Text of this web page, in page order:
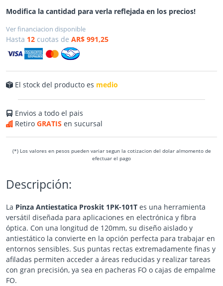
Modifica la cantidad para verla reflejada en los precios!
Ver financiacion disponible
Hasta 12 cuotas de AR$ 991,25
El stock del producto es medio
Envios a todo el pais
Retiro GRATIS en sucursal
(*) Los valores en pesos pueden variar segun la cotizacion del dolar almomento de
efectuar el pago
Descripción:
La Pinza Antiestatica Proskit 1PK-101T es una herramienta
versátil diseñada para aplicaciones en electrónica y fibra
óptica. Con una longitud de 120mm, su diseño aislado y
antiestático la convierte en la opción perfecta para trabajar en
entornos sensibles. Sus puntas rectas extremadamente finas y
afiladas permiten acceder a áreas reducidas y realizar tareas
con gran precisión, ya sea en pacheras FO o cajas de empalme
FO.